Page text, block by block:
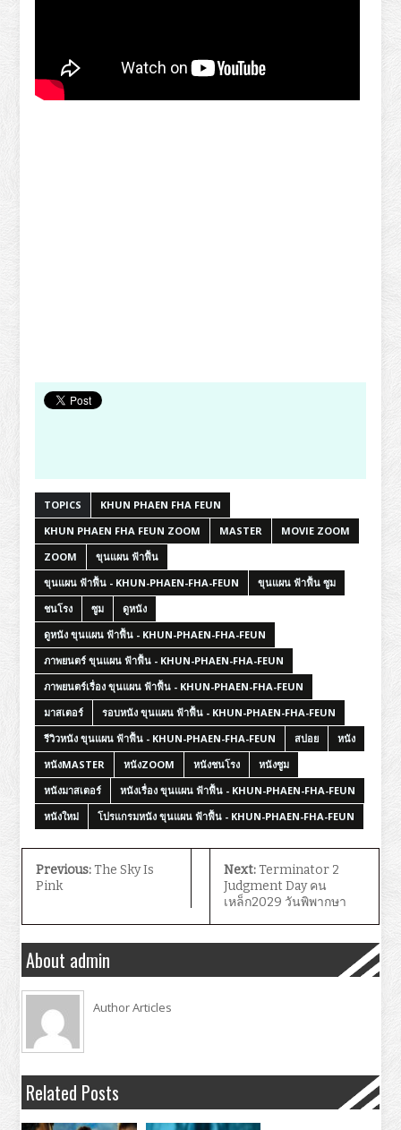
TOPICS
KHUN PHAEN FHA FEUN
KHUN PHAEN FHA FEUN ZOOM
MASTER
MOVIE ZOOM
ZOOM
ขุนแผน ฟ้าฟื้น
ขุนแผน ฟ้าฟื้น - KHUN-PHAEN-FHA-FEUN
ขุนแผน ฟ้าฟื้น ซูม
ชนโรง
ซูม
ดูหนัง
ดูหนัง ขุนแผน ฟ้าฟื้น - KHUN-PHAEN-FHA-FEUN
ภาพยนตร์ ขุนแผน ฟ้าฟื้น - KHUN-PHAEN-FHA-FEUN
ภาพยนตร์เรื่อง ขุนแผน ฟ้าฟื้น - KHUN-PHAEN-FHA-FEUN
มาสเตอร์
รอบหนัง ขุนแผน ฟ้าฟื้น - KHUN-PHAEN-FHA-FEUN
รีวิวหนัง ขุนแผน ฟ้าฟื้น - KHUN-PHAEN-FHA-FEUN
สปอย
หนัง
หนังMASTER
หนังZOOM หนังชนโรง
หนังซูม
หนังมาสเตอร์
หนังเรื่อง ขุนแผน ฟ้าฟื้น - KHUN-PHAEN-FHA-FEUN
หนังใหม่
โปรแกรมหนัง ขุนแผน ฟ้าฟื้น - KHUN-PHAEN-FHA-FEUN
Previous:The Sky Is
Pink
Next:Terminator 2
Judgment Day คน
เหล็ก2029 วันพิพากษา
About admin
Author Articles
Related Posts